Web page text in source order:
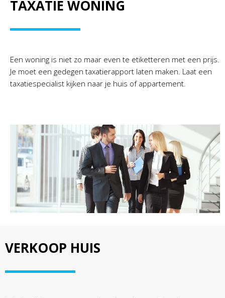
TAXATIE WONING
Een woning is niet zo maar even te etiketteren met een prijs.
Je moet een gedegen taxatierapport laten maken. Laat een
taxatiespecialist kijken naar je huis of appartement.
VERKOOP HUIS